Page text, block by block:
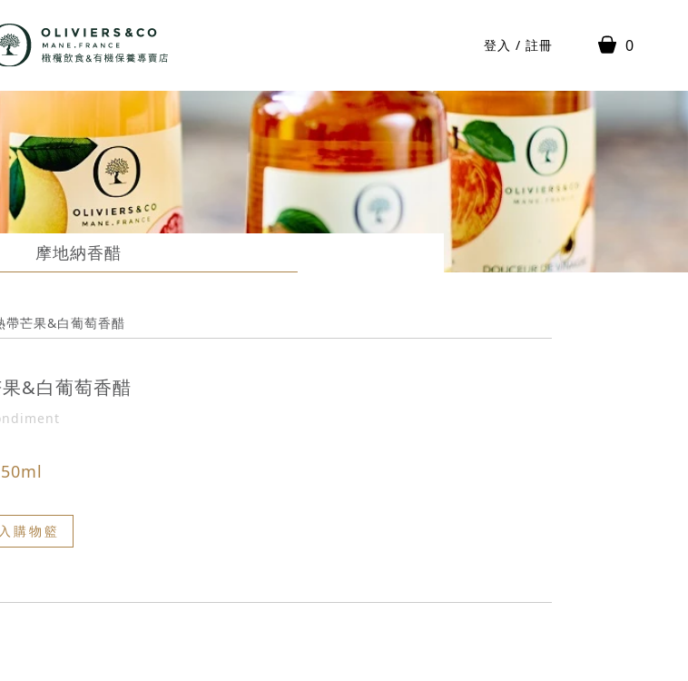
登入 / 註冊 0
摩地納香醋
帶芒果&白葡萄香醋
&白葡萄香醋
購物籃